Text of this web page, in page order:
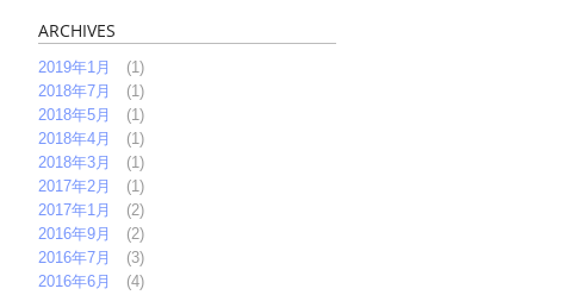
ARCHIVES
2019年1月
(1)
2018年7月
(1)
2018年5月
(1)
2018年4月
(1)
2018年3月
(1)
2017年2月
(1)
2017年1月
(2)
2016年9月
(2)
2016年7月
(3)
2016年6月
(4)